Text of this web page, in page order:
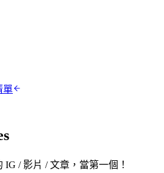
單
/ 影片 / 文章，當第一個！